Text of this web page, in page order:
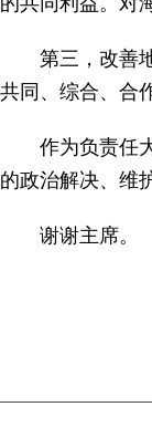
第三，改善
共同、综合、合
作为负责任
的政治解决、维
谢谢主席。